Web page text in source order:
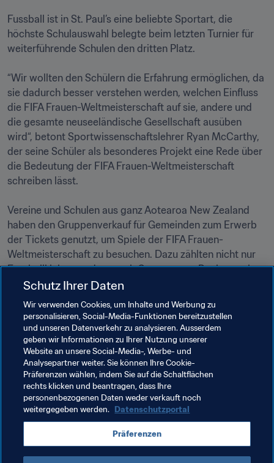
Fussball ist in St. Paul’s eine beliebte Sportart, die
höchste Schulauswahl belegte beim letzten Turnier für
weiterführende Schulen den dritten Platz.
“Wir wollten den Schülern die Erfahrung ermöglichen, da
sie dadurch besser verstehen werden, welchen Einfluss
die FIFA Frauen-Weltmeisterschaft auf sie, andere und
die gesamte neuseeländische Gesellschaft ausüben
wird“, betont Sportwissenschaftslehrer Ryan McCarthy,
der seine Schüler als besonderes Projekt eine Rede über
die Bedeutung der FIFA Frauen-Weltmeisterschaft
schreiben lässt.
Vereine und Schulen aus ganz Aotearoa New Zealand
haben den Gruppenverkauf für Gemeinden zum Erwerb
der Tickets genutzt, um Spiele der FIFA Frauen-
Weltmeisterschaft zu besuchen. Dazu zählten nicht nur
Fussballklubs, sondern auch Gruppen aus Rugbyvereinen
und anderen Organisationen.
Verwandte Themen
Organisation Organisation
FIFA Frauen-Weltmeisterschaft Australien &
Neuseeland 2023™
New Zealand OFC
Schutz Ihrer Daten
Wir verwenden Cookies, um Inhalte und Werbung zu
personalisieren, Social-Media-Funktionen bereitzustellen
und unseren Datenverkehr zu analysieren. Ausserdem
geben wir Informationen zu Ihrer Nutzung unserer
Website an unsere Social-Media-, Werbe- und
Analysepartner weiter. Sie können Ihre Cookie-
Präferenzen wählen, indem Sie auf die Schaltflächen
rechts klicken und beantragen, dass Ihre
personenbezogenen Daten weder verkauft noch
weitergegeben werden. Datenschutzportal
Präferenzen